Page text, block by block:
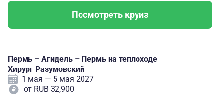
Посмотреть круиз
Пермь – Агидель – Пермь на теплоходе
Хирург Разумовский
1 мая — 5 мая 2027
от RUB 32,900